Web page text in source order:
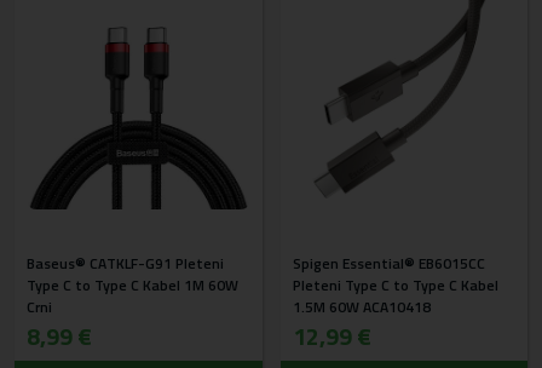
Baseus® CATKLF-G91 Pleteni
Type C to Type C Kabel 1M 60W
Crni
8,99 €
Spigen Essential® EB6015CC
Pleteni Type C to Type C Kabel
1.5M 60W ACA10418
12,99 €